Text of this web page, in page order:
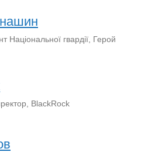
Національної гвардії, Герой
BlackRock